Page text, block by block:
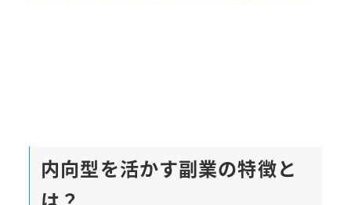
内向型を活かす副業の特徴と